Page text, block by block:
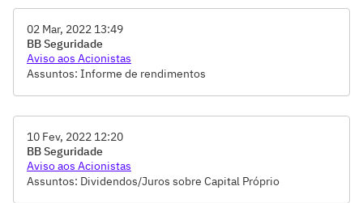
02 Mar, 2022 13:49
BB Seguridade
Aviso aos Acionistas
Assuntos: Informe de rendimentos
10 Fev, 2022 12:20
BB Seguridade
Aviso aos Acionistas
Assuntos: Dividendos/Juros sobre Capital Próprio